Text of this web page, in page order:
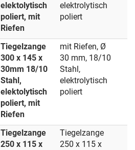
elektolytisch
poliert, mit
Riefen
elektrolytisch
poliert
Tiegelzange
300 x 145 x
30mm 18/10
Stahl,
elektolytisch
poliert, mit
Riefen
mit Riefen, Ø
30 mm, 18/10
Stahl,
elektrolytisch
poliert
Tiegelzange
250 x 115 x
Tiegelzange
250 x 115 x